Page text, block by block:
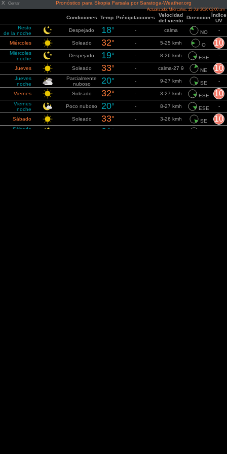
X Cerrar Pronóstico para Skopia Farsala por Saratoga-Weather.org
Actualizado: Miércoles, 15-Jul-2026 02:00 am
Condiciones Temp. Précipitaciones
Velocidad
del viento
DireccionÍndice
UV
Resto
de la noche
Despejado 18° - calma NO -
Miércoles Soleado 32° - 5-25 kmh O 10
Miércoles
noche
Despejado 19° - 8-26 kmh ESE -
Jueves Soleado 33° - calma-27 9 NE 10
Jueves
noche
Parcialmente
nuboso
20° - 9-27 kmh SE -
Viernes Soleado 32° - 3-27 kmh ESE 10
Viernes
noche
Poco nuboso 20° - 8-27 kmh ESE -
Sábado Soleado 33° - 3-26 kmh SE 10
Sábado
21 °